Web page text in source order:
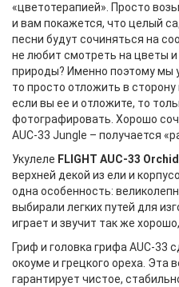
«цветотерапией». Просто
и вам покажется, что целый
песни будут сочиняться на
не любит смотреть на цветы
природы? Именно поэтому мы
то просто отложить в
если вы ее и отложите, то
фотографировать. Хорошо
AUC-33 Jungle – получается
Укулеле FLIGHT AUC-33 Orchid
верхней декой из ели и
одна особенность:
выбирали легких путей для
играет и звучит так же
Гриф и головка грифа AUC-33
окоуме и грецкого ореха. Эта
гарантирует чистое,